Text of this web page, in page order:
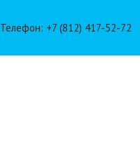
Телефон: +7 (812) 417-52-72